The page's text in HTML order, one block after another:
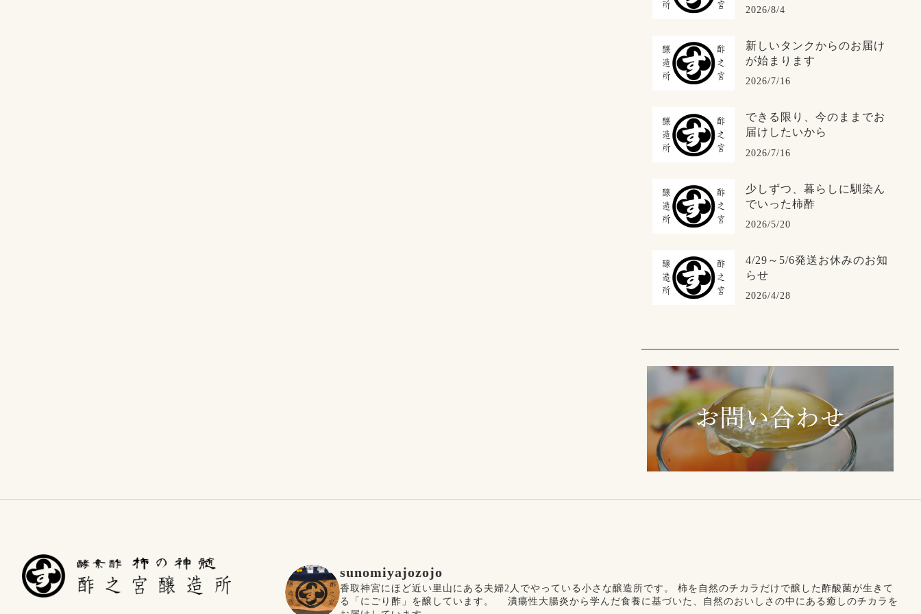
2026/8/4
新しいタンクからのお届け
が始まります
2026/7/16
できる限り、今のままでお
届けしたいから
2026/7/16
少しずつ、暮らしに馴染ん
でいった柿酢
2026/5/20
4/29～5/6発送お休みのお知
らせ
2026/4/28
sunomiyajozojo
香取神宮にほど近い里山にある夫婦2人でやっている小さな醸造所です。
柿を自然のチカラだけで醸した酢酸菌が生きて
る「にごり酢」を醸しています。
潰瘍性大腸炎から学んだ食養に基づいた、自然のおいしさの中にある癒しのチカラを